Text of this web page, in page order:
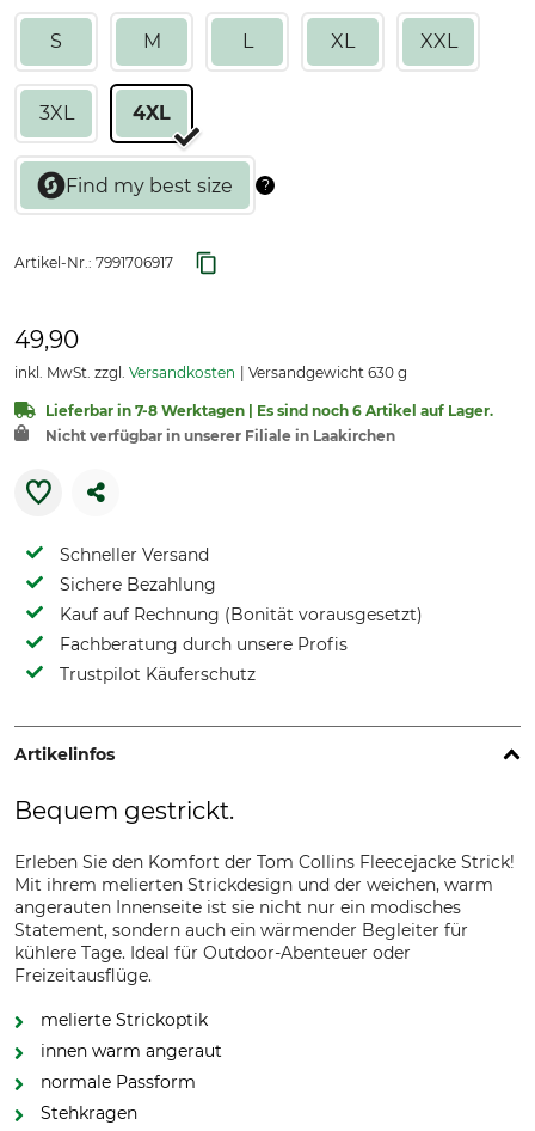
S M L XL XXL
3XL 4XL
Artikel-Nr.: 7991706917
49,90
inkl. MwSt. zzgl. Versandkosten Versandgewicht 630 g
Lieferbar in 7-8 Werktagen | Es sind noch 6 Artikel auf Lager.
Nicht verfügbar in unserer Filiale in Laakirchen
Schneller Versand
Sichere Bezahlung
Kauf auf Rechnung (Bonität vorausgesetzt)
Fachberatung durch unsere Profis
Trustpilot Käuferschutz
Artikelinfos
Bequem gestrickt.
Erleben Sie den Komfort der Tom Collins Fleecejacke Strick!
Mit ihrem melierten Strickdesign und der weichen, warm
angerauten Innenseite ist sie nicht nur ein modisches
Statement, sondern auch ein wärmender Begleiter für
kühlere Tage. Ideal für Outdoor-Abenteuer oder
Freizeitausflüge.
melierte Strickoptik
innen warm angeraut
normale Passform
Stehkragen